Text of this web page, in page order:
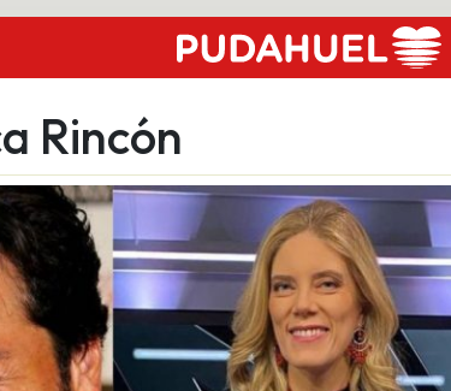
Rincón